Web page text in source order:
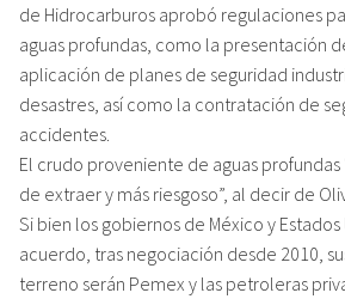
de Hidrocarburos aprobó regulaciones
aguas profundas, como la presentación
aplicación de planes de seguridad
desastres, así como la contratación de
accidentes.
El crudo proveniente de aguas profundas
de extraer y más riesgoso”, al decir de
Si bien los gobiernos de México y Estados
acuerdo, tras negociación desde 2010,
terreno serán Pemex y las petroleras